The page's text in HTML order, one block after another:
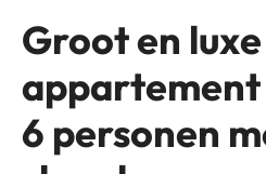
Groot en luxe
6 personen